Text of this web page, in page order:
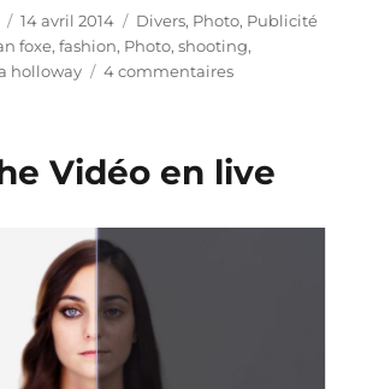
Publié
le
14 avril 2014 Catégories
Divers, Photo, Publicité
foxe,fashion, Photo,shooting,
holloway 4 commentairessur
Vidéo en live